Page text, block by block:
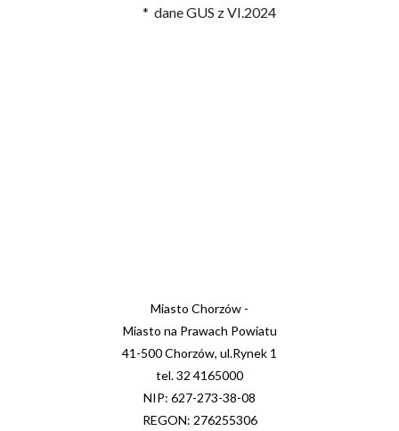
* dane GUS z VI.2024
Miasto Chorzów -
Miasto na Prawach Powiatu
41-500 Chorzów, ul.Rynek 1
tel. 32 4165000
NIP: 627-273-38-08
REGON: 276255306